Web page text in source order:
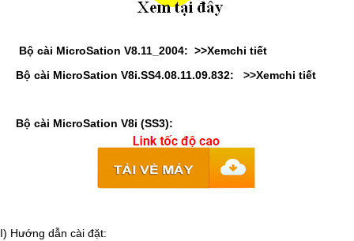
Bộ cài MicroSation V8.11_2004: >>Xemchi tiết
Bộ cài MicroSation V8i.SS4.08.11.09.832:
>>Xemchi tiết
Bộ cài MicroSation V8i (SS3):
I) Hướng dẫn cài đặt: